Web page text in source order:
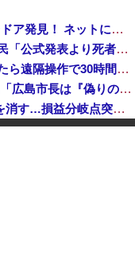
【衝撃】 中国製ルーター20機種にバックドア発見！ ネットに繋ぐだけで35秒ごとに中国のサーバーと通信
中国「大洪水！」中国ダム「決壊」地元民「公式発表より死者多い！」中国政府「住民拘束！（安否不明」中国当局「救助隊動画も削除」台風13号「三峡ダム接近中」→
中国人のリウさん、新エネ車で国境越えたら遠隔操作で30時間ロックされる！
【平和宣言を非難】 ロシア外務省報道官「広島市長は『偽りの呪文』繰り返している」
K-POPアイドルの約半数が3年後には姿を消す…損益分岐点突破は4％未満
【鹿児島】 突然右折し路面電車と衝突 乗っていた男女3人は車を放置しダッシュで逃走中